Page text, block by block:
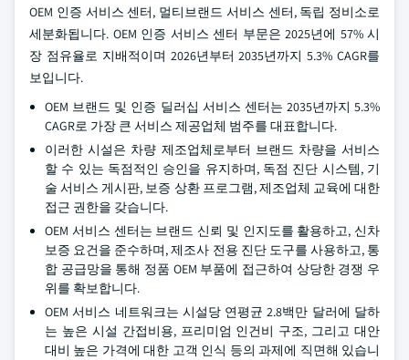
OEM 인증 서비스 센터, 멀티브랜드 서비스 센터, 독립 정비소로
세분화됩니다. OEM 인증 서비스 센터 부문은 2025년에 57% 시
장 점유율로 지배적이며 2026년부터 2035년까지 5.3% CAGR를
보입니다.
OEM 브랜드 및 인증 딜러십 서비스 센터는 2035년까지 5.3%
CAGR로 가장 큰 서비스 제공업체 범주를 대표합니다.
이러한 시설은 차량 제조업체로부터 브랜드 차량을 서비스
할 수 있는 독점적인 승인을 유지하며, 독점 진단 시스템, 기
술 서비스 게시판, 보증 상환 프로그램, 제조업체 교육에 대한
접근 권한을 갖습니다.
OEM 서비스 센터는 브랜드 신뢰 및 인지도를 활용하고, 신차
보증 요건을 준수하며, 제조사 전용 진단 도구를 사용하고, 통
합 공급망을 통해 정품 OEM 부품에 접근하여 상당한 경쟁 우
위를 확보합니다.
OEM 서비스 네트워크는 시설당 연평균 2.8백만 달러에 달하
는 높은 시설 간접비용, 프리미엄 인건비 구조, 그리고 대안
대비 높은 가격에 대한 고객 인식 등의 과제에 직면해 있습니